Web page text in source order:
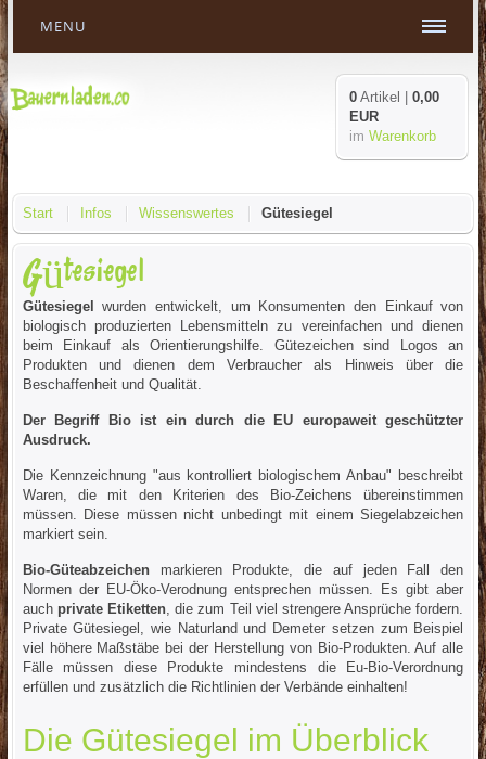
MENU
0 Artikel |0,00
EUR
imWarenkorb
Start Infos Wissenswertes Gütesiegel
Gütesiegel
Gütesiegel
wurden entwickelt, um Konsumenten den Einkauf von
biologisch produzierten Lebensmitteln zu vereinfachen und dienen
beim Einkauf als Orientierungshilfe. Gütezeichen sind Logos an
Produkten und dienen dem Verbraucher als Hinweis über die
Beschaffenheit und Qualität.
Der Begriff Bio ist ein durch die EU europaweit geschützter
Ausdruck.
Die Kennzeichnung "aus kontrolliert biologischem Anbau" beschreibt
Waren, die mit den Kriterien des Bio-Zeichens übereinstimmen
müssen. Diese müssen nicht unbedingt mit einem Siegelabzeichen
markiert sein.
Bio-Güteabzeichenmarkieren Produkte, die auf jeden Fall den
Normen der EU-Öko-Verodnung entsprechen müssen. Es gibt aber
auch private Etiketten, die zum Teil viel strengere Ansprüche fordern.
Private Gütesiegel, wie Naturland und Demeter setzen zum Beispiel
viel höhere Maßstäbe bei der Herstellung von Bio-Produkten. Auf alle
Fälle müssen diese Produkte mindestens die Eu-Bio-Verordnung
erfüllen und zusätzlich die Richtlinien der Verbände einhalten!
Die Gütesiegel im Überblick